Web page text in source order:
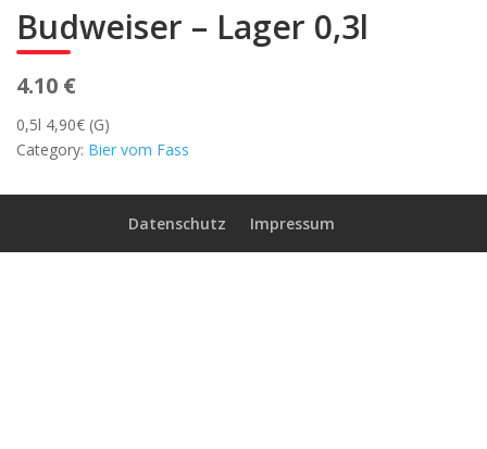
Budweiser – Lager 0,3l
4.10 €
0,5l 4,90€ (G)
Category: Bier vom Fass
Datenschutz Impressum